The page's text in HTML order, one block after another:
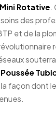
Rotative.
des
et de la
façon dont